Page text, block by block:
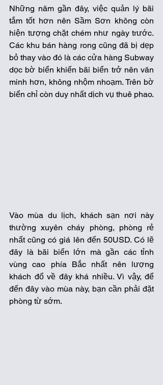
Những năm gần đây, việc quản lý bãi
tắm tốt hơn nên Sầm Sơn không còn
hiện tượng chặt chém như ngày trước.
Các khu bán hàng rong cũng đã bị dẹp
bỏ thay vào đó là các cửa hàng Subway
dọc bờ biển khiến bãi biển trở nên văn
minh hơn, không nhộm nhoạm. Trên bờ
Vào mùa du lịch, khách sạn nơi này
thường xuyên cháy phòng, phòng rẻ
nhất cũng có giá lên đến 50USD. Có lẽ
đây là bãi biển lớn mà gần các tỉnh
vùng cao phía Bắc nhất nên lượng
khách đổ về đây khá nhiều. Vì vậy, để
đến đây vào mùa này, bạn cần phải đặt
phòng từ sớm.